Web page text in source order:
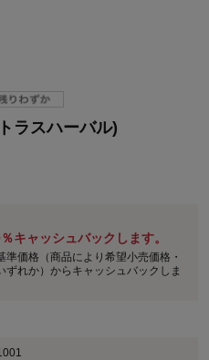
ラスハーバル)
キャッシュバックします。
価格（商品により希望小売価格・
ずれか）からキャッシュバックしま